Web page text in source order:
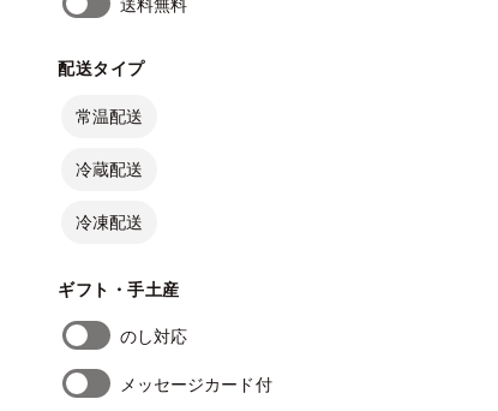
配送タイプ
常温配送
冷蔵配送
冷凍配送
ギフト・手土産
のし対応
メッセージカード付